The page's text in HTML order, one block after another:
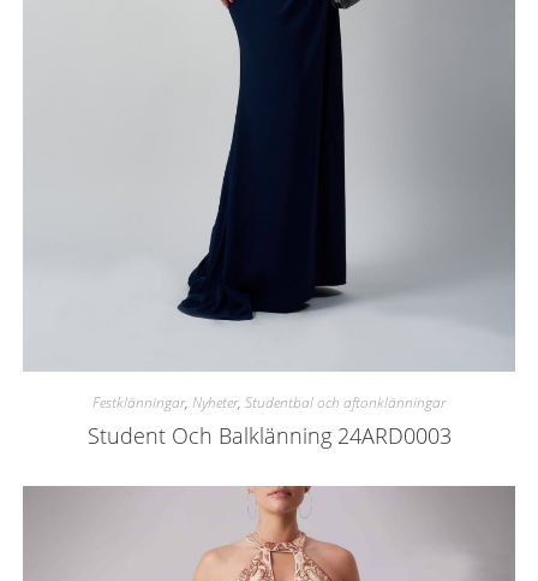
Festklänningar, Nyheter, Studentbal och aftonklänningar
Student Och Balklänning 24ARD0003